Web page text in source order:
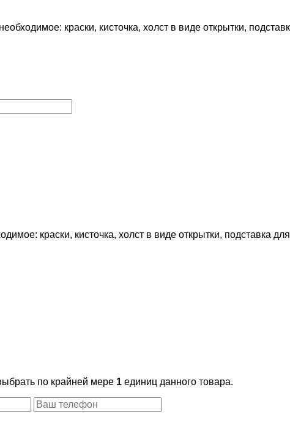
краски, кисточка, холст в виде открытки,
краски, кисточка, холст в виде открытки, подставка
по крайней мере 1 единиц данного товара.